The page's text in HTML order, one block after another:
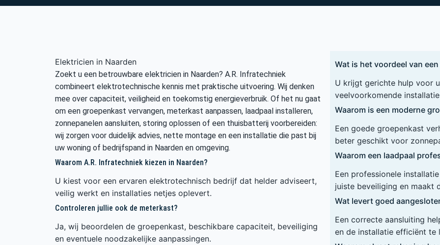
Elektricien in Naarden
Zoekt u een betrouwbare elektricien in Naarden? A.R. Infratechniek
combineert elektrotechnische kennis met praktische uitvoering. Wij denken
mee over capaciteit, veiligheid en toekomstig energieverbruik. Of het nu gaat
om een groepenkast vervangen, meterkast aanpassen, laadpaal installeren,
zonnepanelen aansluiten, storing oplossen of een thuisbatterij voorbereiden:
wij zorgen voor duidelijk advies, nette montage en een installatie die past bij
uw woning of bedrijfspand in Naarden en omgeving.
Waarom A.R. Infratechniek kiezen in Naarden?
U kiest voor een ervaren elektrotechnisch bedrijf dat helder adviseert,
veilig werkt en installaties netjes oplevert.
Controleren jullie ook de meterkast?
Ja, wij beoordelen de groepenkast, beschikbare capaciteit, beveiliging
en eventuele noodzakelijke aanpassingen.
Wat is het voordeel van
U krijgt gerichte hulp voor
veelvoorkomende
Waarom is een moderne
Een goede groepenkast
beter geschikt voor
Waarom een laadpaal
Een professionele
juiste beveiliging en maakt
Wat levert goed
Een correcte aansluiting
en de installatie efficiënt te